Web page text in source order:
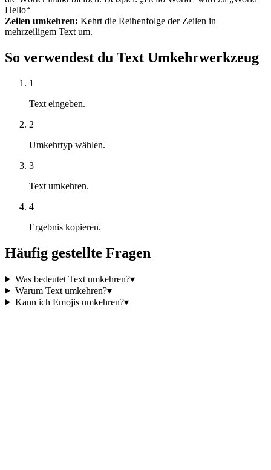
Hello“
Zeilen umkehren: Kehrt die Reihenfolge der Zeilen in
mehrzeiligem Text um.
So verwendest du Text Umkehrwerkzeug
1
Text eingeben.
2
Umkehrtyp wählen.
3
Text umkehren.
4
Ergebnis kopieren.
Häufig gestellte Fragen
Was bedeutet Text umkehren?▾
Warum Text umkehren?▾
Kann ich Emojis umkehren?▾